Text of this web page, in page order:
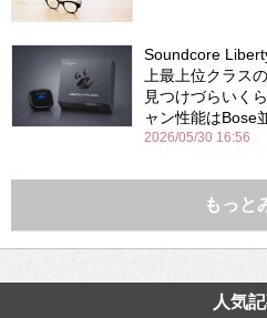
Soundcore
上最上位クラス
見つけづらいく
ャン性能はBose
2026/05/30 16:56
もっと
人気